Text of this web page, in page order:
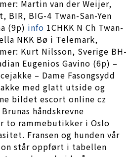
Martin van der Weijer,
BIR, BIG-4 Twan-San-Yen
(9p) info 1CHKK N Ch Twan-
NKK Bø i Telemark,
Kurt Nilsson, Sverige BH-
Eugenios Gavino (6p) –
– Dame Fasongsydd
med glatt utside og
bildet escort online cz
håndskrevne
to rammebutikker i Oslo
Fransen og hunden vår
står oppført i tabellen